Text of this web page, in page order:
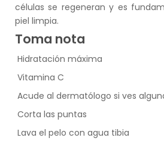
células se regeneran y es
piel limpia.
Toma nota
Hidratación máxima
Vitamina C
Acude al dermatólogo si ves
Corta las puntas
Lava el pelo con agua tibia